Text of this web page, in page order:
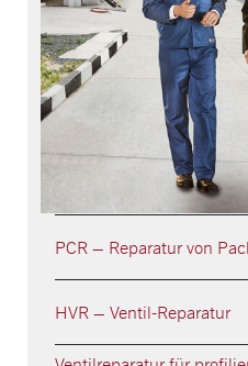
VISTRA® Track
VISTRA® Predict
PRR – Reparatur der
PCR – Reparatur von
HVR – Ventil-Reparatur